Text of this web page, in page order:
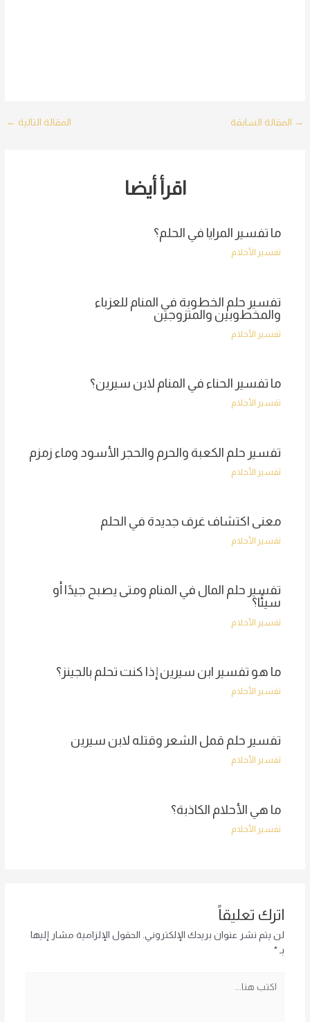
Post
→ المقالة السابقة المقالة التالية ←
اقرأ أيضا
ما تفسير المرايا في الحلم؟
تفسير الأحلام
تفسير حلم الخطوبة في المنام للعزباء
والمخطوبين والمتزوجين
تفسير الأحلام
ما تفسير الحناء في المنام لابن سيرين؟
تفسير الأحلام
تفسير حلم الكعبة والحرم والحجر الأسود وماء زمزم
تفسير الأحلام
معنى اكتشاف غرف جديدة في الحلم
تفسير الأحلام
تفسير حلم المال في المنام ومتى يصبح جيدًا أو
سيئًا؟
تفسير الأحلام
ما هو تفسير ابن سيرين إذا كنت تحلم بالجينز؟
تفسير الأحلام
تفسير حلم قمل الشعر وقتله لابن سيرين
تفسير الأحلام
ما هي الأحلام الكاذبة؟
تفسير الأحلام
اترك تعليقاً
لن يتم نشر عنوان بريدك الإلكتروني. الحقول الإلزامية مشار إليها
بـ *